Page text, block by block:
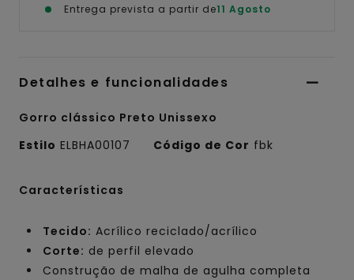
Entrega prevista a partir de11 Agosto
Detalhes e funcionalidades
Gorro clássico Preto Unissexo
Estilo ELBHA00107 Código de Cor fbk
Características
Tecido: Acrílico reciclado/acrílico
Corte: de perfil elevado
Construção de malha de agulha completa